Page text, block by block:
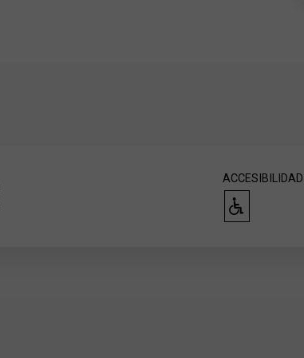
ACCESIBILIDAD